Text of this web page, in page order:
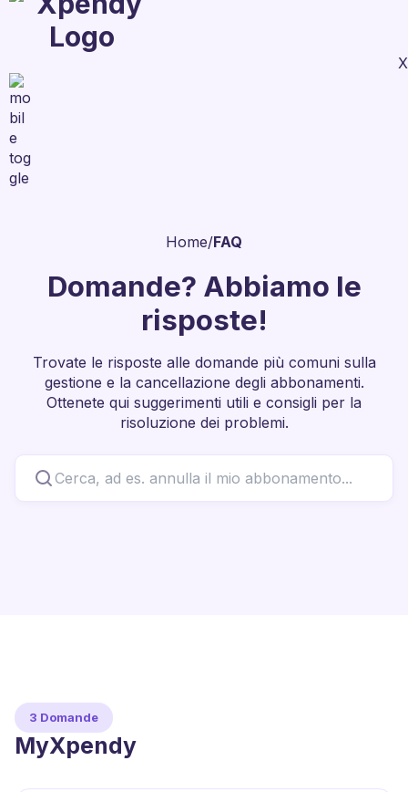
X
Home/FAQ
Domande? Abbiamo le
risposte!
Trovate le risposte alle domande più comuni sulla
gestione e la cancellazione degli abbonamenti.
Ottenete qui suggerimenti utili e consigli per la
risoluzione dei problemi.
MyXpendy
3 Domande